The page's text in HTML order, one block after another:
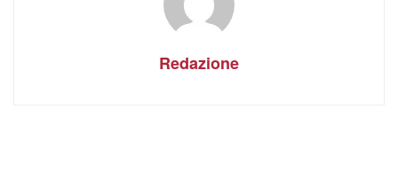
Redazione